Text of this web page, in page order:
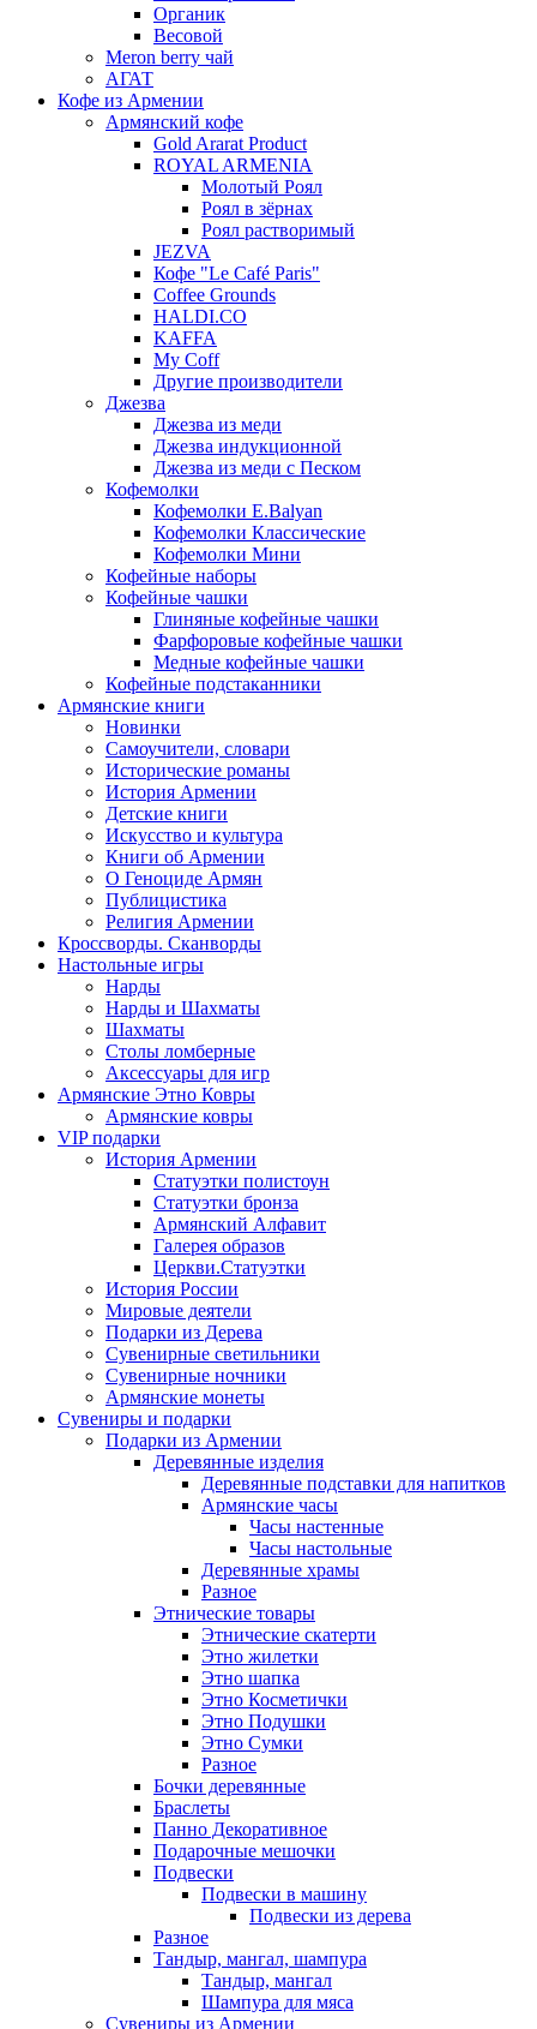
Органик
Весовой
Meron berry чай
АГАТ
Кофе из Армении
Армянский кофе
Gold Ararat Product
ROYAL ARMENIA
Молотый Роял
Роял в зёрнах
Роял растворимый
JEZVA
Кофе "Le Café Paris"
Coffee Grounds
HALDI.CO
KAFFA
My Coff
Другие производители
Джезва
Джезва из меди
Джезва индукционной
Джезва из меди с Песком
Кофемолки
Кофемолки E.Balyan
Кофемолки Классические
Кофемолки Мини
Кофейные наборы
Кофейные чашки
Глиняные кофейные чашки
Фарфоровые кофейные чашки
Медные кофейные чашки
Кофейные подстаканники
Армянские книги
Новинки
Самоучители, словари
Исторические романы
История Армении
Детские книги
Иcкусство и культура
Книги об Армении
О Геноциде Армян
Публицистика
Религия Армении
Кроссворды. Сканворды
Настольные игры
Нарды
Нарды и Шахматы
Шахматы
Столы ломберные
Аксессуары для игр
Армянские Этно Ковры
Армянские ковры
VIP подарки
История Армении
Статуэтки полистоун
Статуэтки бронза
Армянский Алфавит
Галерея образов
Церкви.Статуэтки
История России
Мировые деятели
Подарки из Дерева
Сувенирные светильники
Сувенирные ночники
Армянские монеты
Сувениры и подарки
Подарки из Армении
Деревянные изделия
Деревянные подставки для напитков
Армянские часы
Часы настенные
Часы настольные
Деревянные храмы
Разное
Этнические товары
Этнические скатерти
Этно жилетки
Этно шапка
Этно Косметички
Этно Подушки
Этно Сумки
Разное
Бочки деревянные
Браслеты
Панно Декоративное
Подарочные мешочки
Подвески
Подвески в машину
Подвески из дерева
Разное
Тандыр, мангал, шампура
Тандыр, мангал
Шампура для мяса
Сувениры из Армении